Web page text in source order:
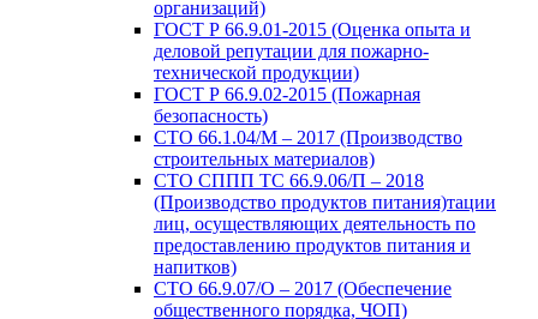
организаций)
ГОСТ Р 66.9.01-2015 (Оценка опыта и
деловой репутации для пожарно-
технической продукции)
ГОСТ Р 66.9.02-2015 (Пожарная
безопасность)
СТО 66.1.04/М – 2017 (Производство
строительных материалов)
СТО СППП ТС 66.9.06/П – 2018
(Производство продуктов питания)тации
лиц, осуществляющих деятельность по
предоставлению продуктов питания и
напитков)
СТО 66.9.07/О – 2017 (Обеспечение
общественного порядка, ЧОП)